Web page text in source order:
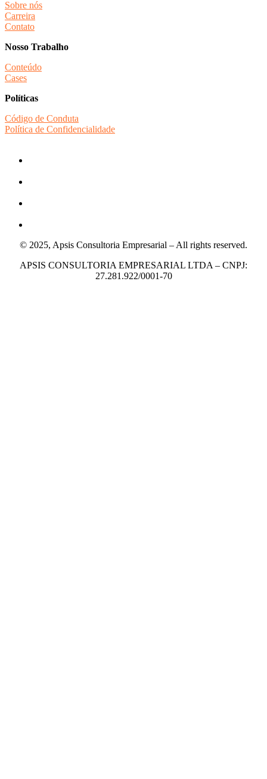
Sobre nós
Carreira
Contato
Nosso Trabalho
Conteúdo
Cases
Políticas
Código de Conduta
Política de Confidencialidade
© 2025, Apsis Consultoria Empresarial – All rights reserved.
APSIS CONSULTORIA EMPRESARIAL LTDA – CNPJ:
27.281.922/0001-70